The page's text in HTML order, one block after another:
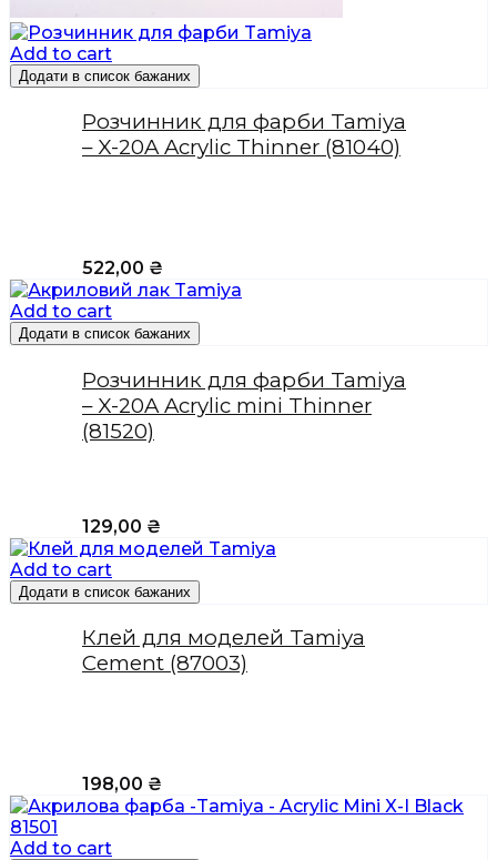
Add to cart
Додати в список бажаних
Розчинник для фарби Tamiya
– X-20A Acrylic Thinner (81040)
522,00 ₴
Add to cart
Додати в список бажаних
Розчинник для фарби Tamiya
– X-20A Acrylic mini Thinner
(81520)
129,00 ₴
Add to cart
Додати в список бажаних
Клей для моделей Tamiya
Cement (87003)
198,00 ₴
Add to cart